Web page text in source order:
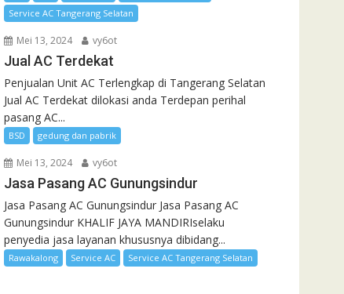
Service AC Tangerang Selatan
Mei 13, 2024 vy6ot
Jual AC Terdekat
Penjualan Unit AC Terlengkap di Tangerang Selatan
Jual AC Terdekat dilokasi anda Terdepan perihal
pasang AC...
BSD gedung dan pabrik
Mei 13, 2024 vy6ot
Jasa Pasang AC Gunungsindur
Jasa Pasang AC Gunungsindur Jasa Pasang AC
Gunungsindur KHALIF JAYA MANDIRIselaku
penyedia jasa layanan khususnya dibidang...
Rawakalong Service AC Service AC Tangerang Selatan